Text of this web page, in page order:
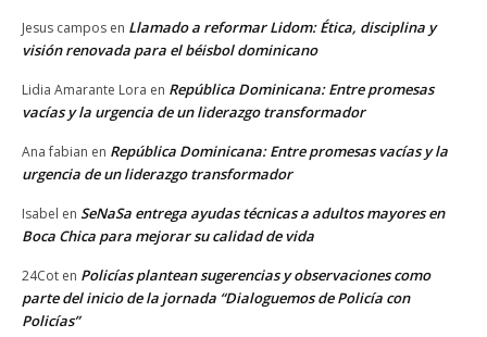
Jesus campos en Llamado a reformar Lidom: Ética, disciplina y
visión renovada para el béisbol dominicano
Lidia Amarante Lora en República Dominicana: Entre promesas
vacías y la urgencia de un liderazgo transformador
Ana fabian en República Dominicana: Entre promesas vacías y la
urgencia de un liderazgo transformador
Isabel en SeNaSa entrega ayudas técnicas a adultos mayores en
Boca Chica para mejorar su calidad de vida
24Cot en Policías plantean sugerencias y observaciones como
parte del inicio de la jornada “Dialoguemos de Policía con
Policías”